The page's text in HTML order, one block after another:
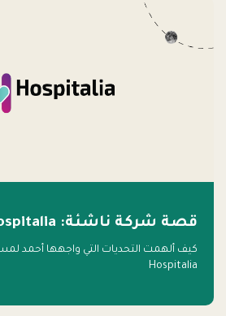
قصة شركة ناشئة: Hospitalia
كيف ألهمت التحديات التي واجهها أحمد
Hospitalia